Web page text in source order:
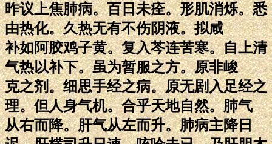
昨议上焦肺病。百日未痊。形肌消烁。悉
由热化。久热无有不伤阴液。拟咸
补如阿胶鸡子黄。复入芩连苦寒。自上清
气热以补下。虽为暂服之方。原非峻
克之剂。细思手经之病。原无剧入足经之
理。但人身气机。合乎天地自然。肺气
从右而降。肝气从左而升。肺病主降日